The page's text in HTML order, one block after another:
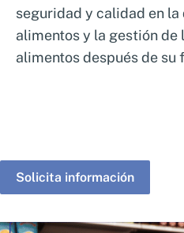
seguridad y calidad en
alimentos y la gestión de
alimentos después de su
Solicita información